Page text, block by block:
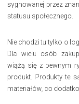
sygnowanej przez
statusu społecznego.
Nie chodzi tu tylko o
Dla wielu osób
wiążą się z pewnym
produkt. Produkty te
materiałów, co